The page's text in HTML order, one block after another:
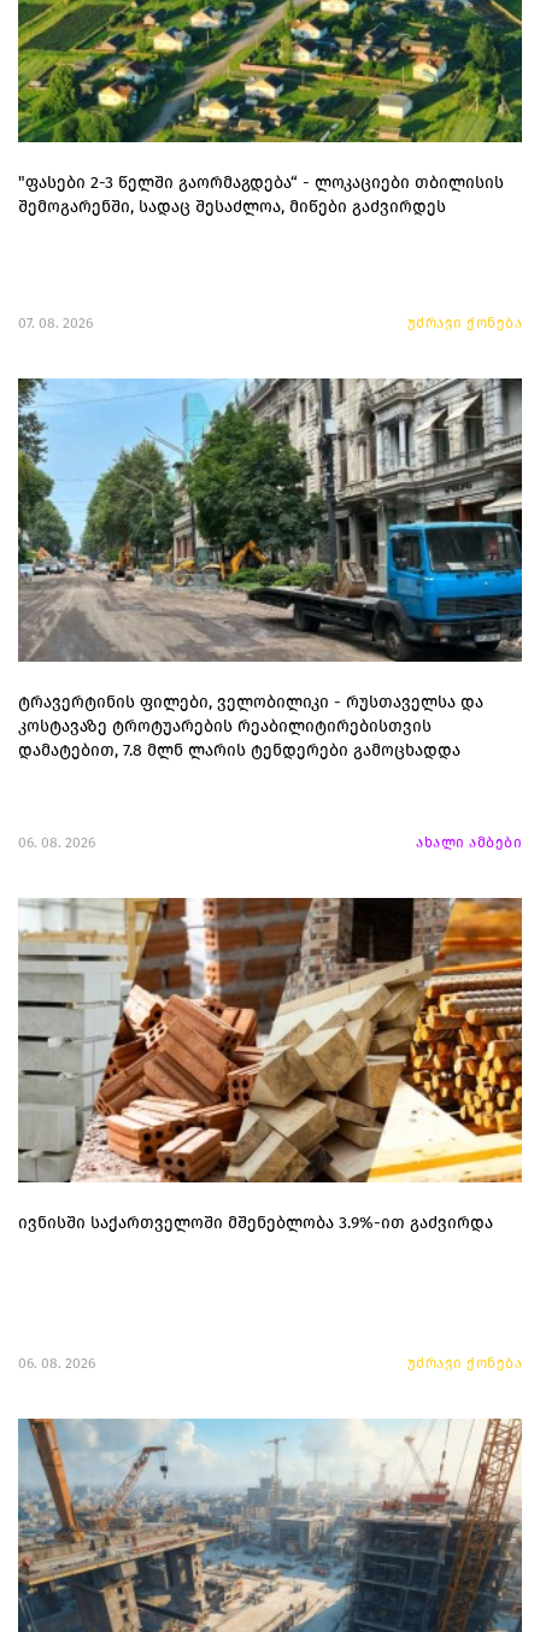
"ფასები 2-3 წელში გაორმაგდება“ - ლოკაციები თბილისის
შემოგარენში, სადაც შესაძლოა, მიწები გაძვირდეს
07. 08. 2026 უძრავი ქონება
ტრავერტინის ფილები, ველობილიკი - რუსთაველსა და
კოსტავაზე ტროტუარების რეაბილიტირებისთვის
დამატებით, 7.8 მლნ ლარის ტენდერები გამოცხადდა
06. 08. 2026 ახალი ამბები
ივნისში საქართველოში მშენებლობა 3.9%-ით გაძვირდა
06. 08. 2026 უძრავი ქონება